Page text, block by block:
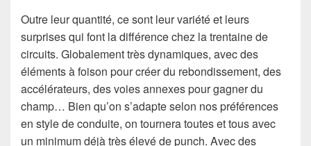
Outre leur quantité, ce sont leur variété et leurs
surprises qui font la différence chez la trentaine de
circuits. Globalement très dynamiques, avec des
éléments à foison pour créer du rebondissement, des
accélérateurs, des voies annexes pour gagner du
champ… Bien qu’on s’adapte selon nos préférences
en style de conduite, on tournera toutes et tous avec
un minimum déjà très élevé de punch. Avec des